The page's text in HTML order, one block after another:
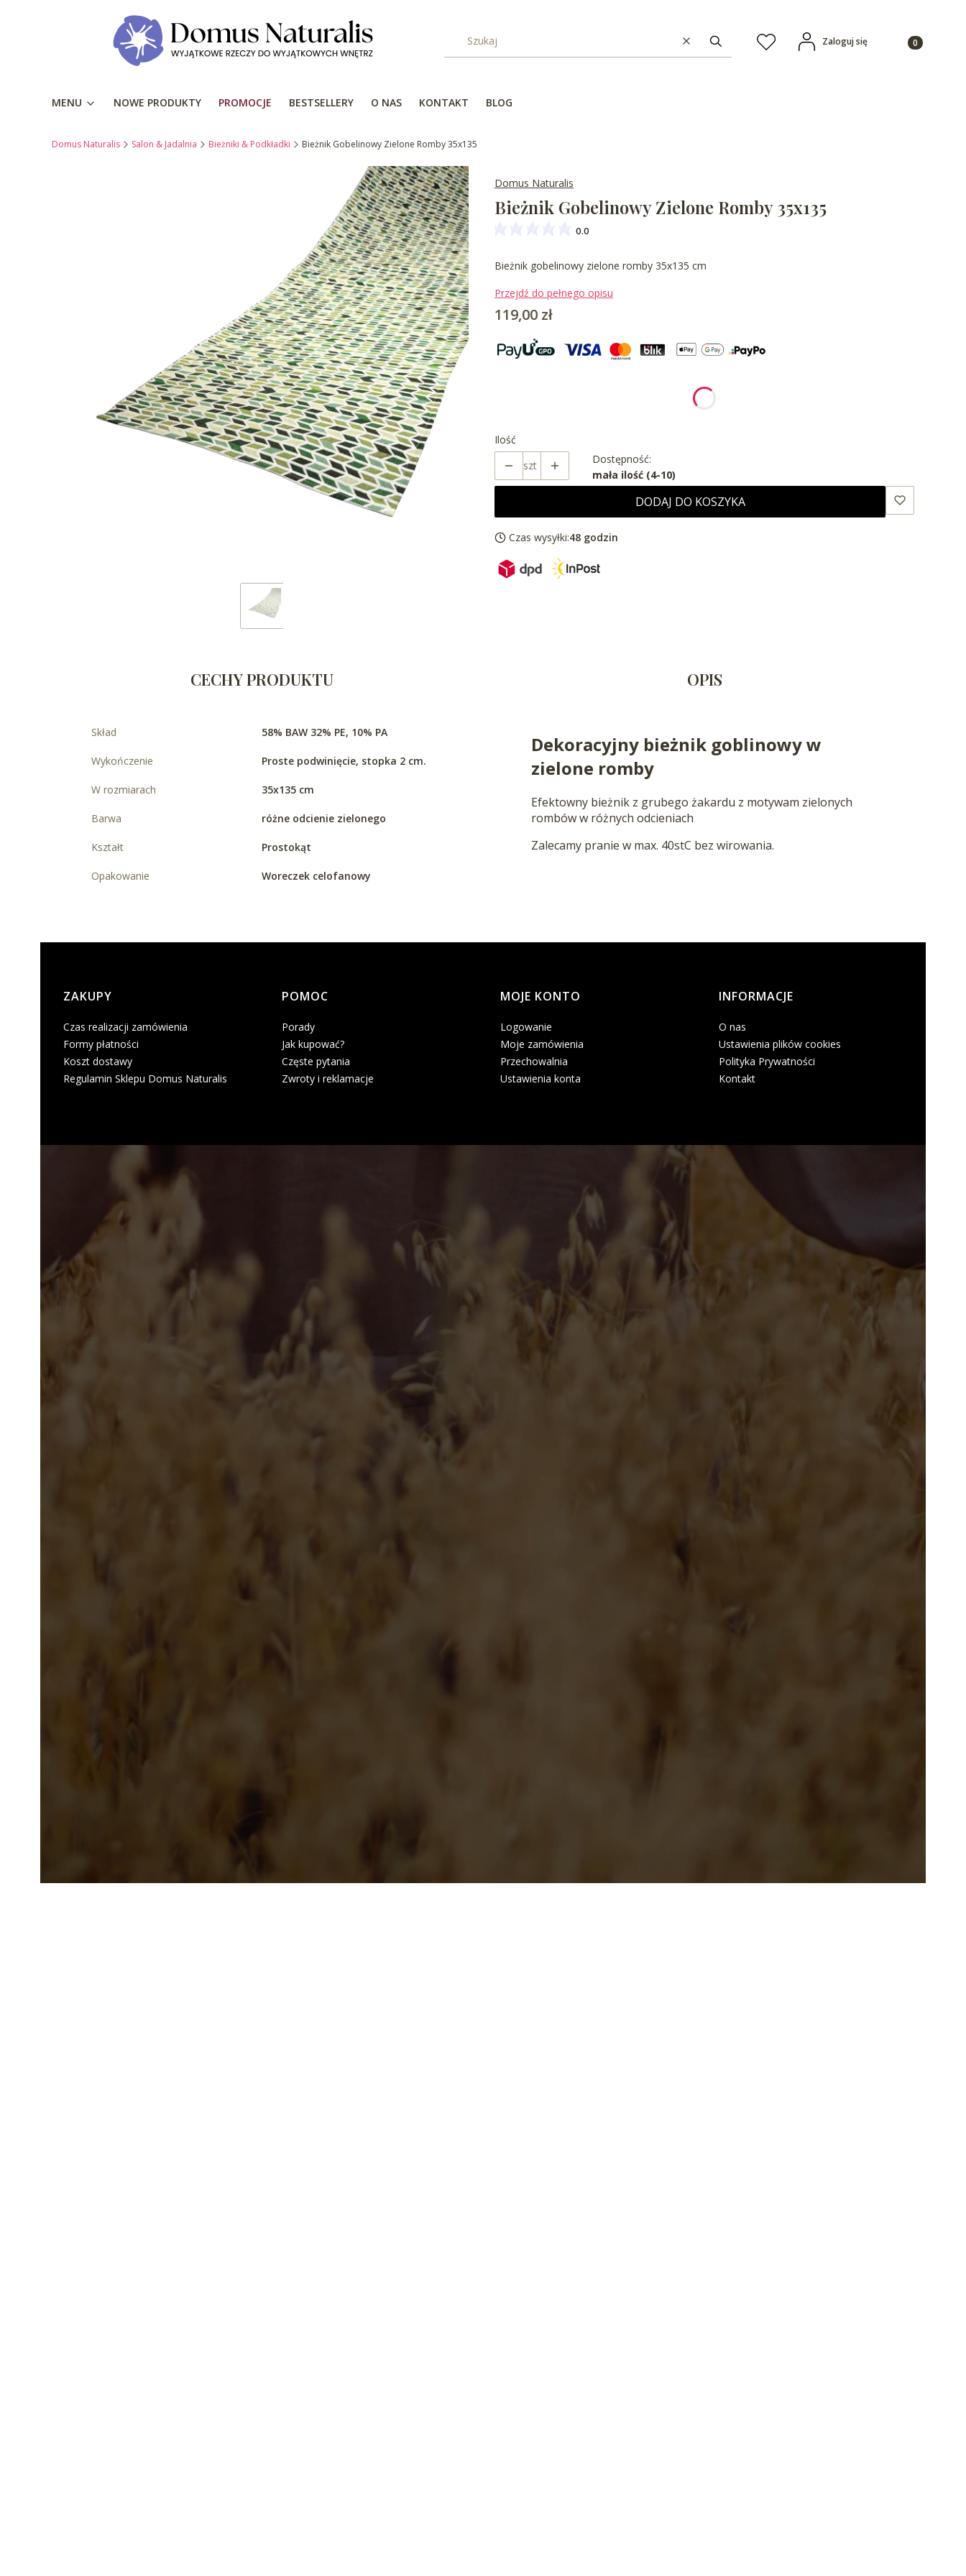
WyczyśćSzukaj Ulubione Zaloguj się Produkty w
MENU NOWE PRODUKTY PROMOCJE BESTSELLERY O NAS KONTAKT BLOG
Domus Naturalis Salon & Jadalnia Bieżniki & Podkładki Bieżnik Gobelinowy Zielone Romby 35x135
Domus Naturalis
Bieżnik Gobelinowy Zielone Romby 35x135
0.0
Bieżnik gobelinowy zielone romby 35x135 cm
Przejdź do pełnego opisu
Cena
119,00 zł
Poszczególne warianty mogą różnić się ceną
Ilość
szt
Dostępność:
mała ilość (4-10)
DODAJ DO KOSZYKA
Czas wysyłki:48 godzin
CECHY PRODUKTU
Skład 58% BAW 32% PE, 10% PA
Wykończenie Proste podwinięcie, stopka 2 cm.
W rozmiarach 35x135 cm
Barwa różne odcienie zielonego
Kształt Prostokąt
Opakowanie Woreczek celofanowy
OPIS
Dekoracyjny bieżnik goblinowy w
zielone romby
Efektowny bieżnik z grubego żakardu z motywam zielonych
rombów w różnych odcieniach
Zalecamy pranie w max. 40stC bez wirowania.
Linki w stopce
ZAKUPY
Czas realizacji zamówienia
Formy płatności
Koszt dostawy
Regulamin Sklepu Domus Naturalis
POMOC
Porady
Jak kupować?
Częste pytania
Zwroty i reklamacje
MOJE KONTO
Logowanie
Moje zamówienia
Przechowalnia
Ustawienia konta
INFORMACJE
O nas
Ustawienia plików cookies
Polityka Prywatności
Kontakt